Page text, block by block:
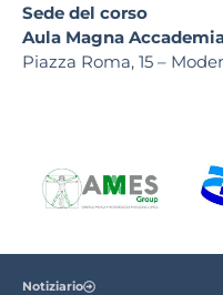
Sede del corso
Aula Magna
Piazza Roma, 15 –
Notiziario